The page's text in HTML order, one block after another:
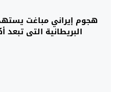
هجوم إيراني مباغت
البريطانية التي تبعد أكثر من